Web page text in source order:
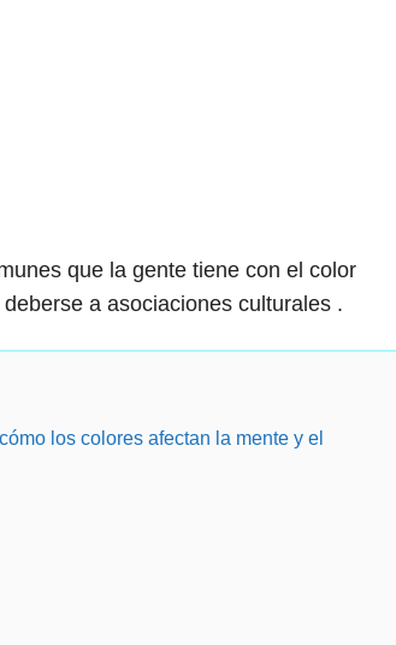
que la gente tiene con el color
a asociaciones culturales .
los colores afectan la mente y el